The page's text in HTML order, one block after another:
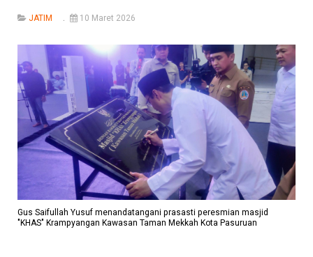
JATIM 10 Maret 2026
Gus Saifullah Yusuf menandatangani prasasti peresmian masjid
"KHAS" Krampyangan Kawasan Taman Mekkah Kota Pasuruan